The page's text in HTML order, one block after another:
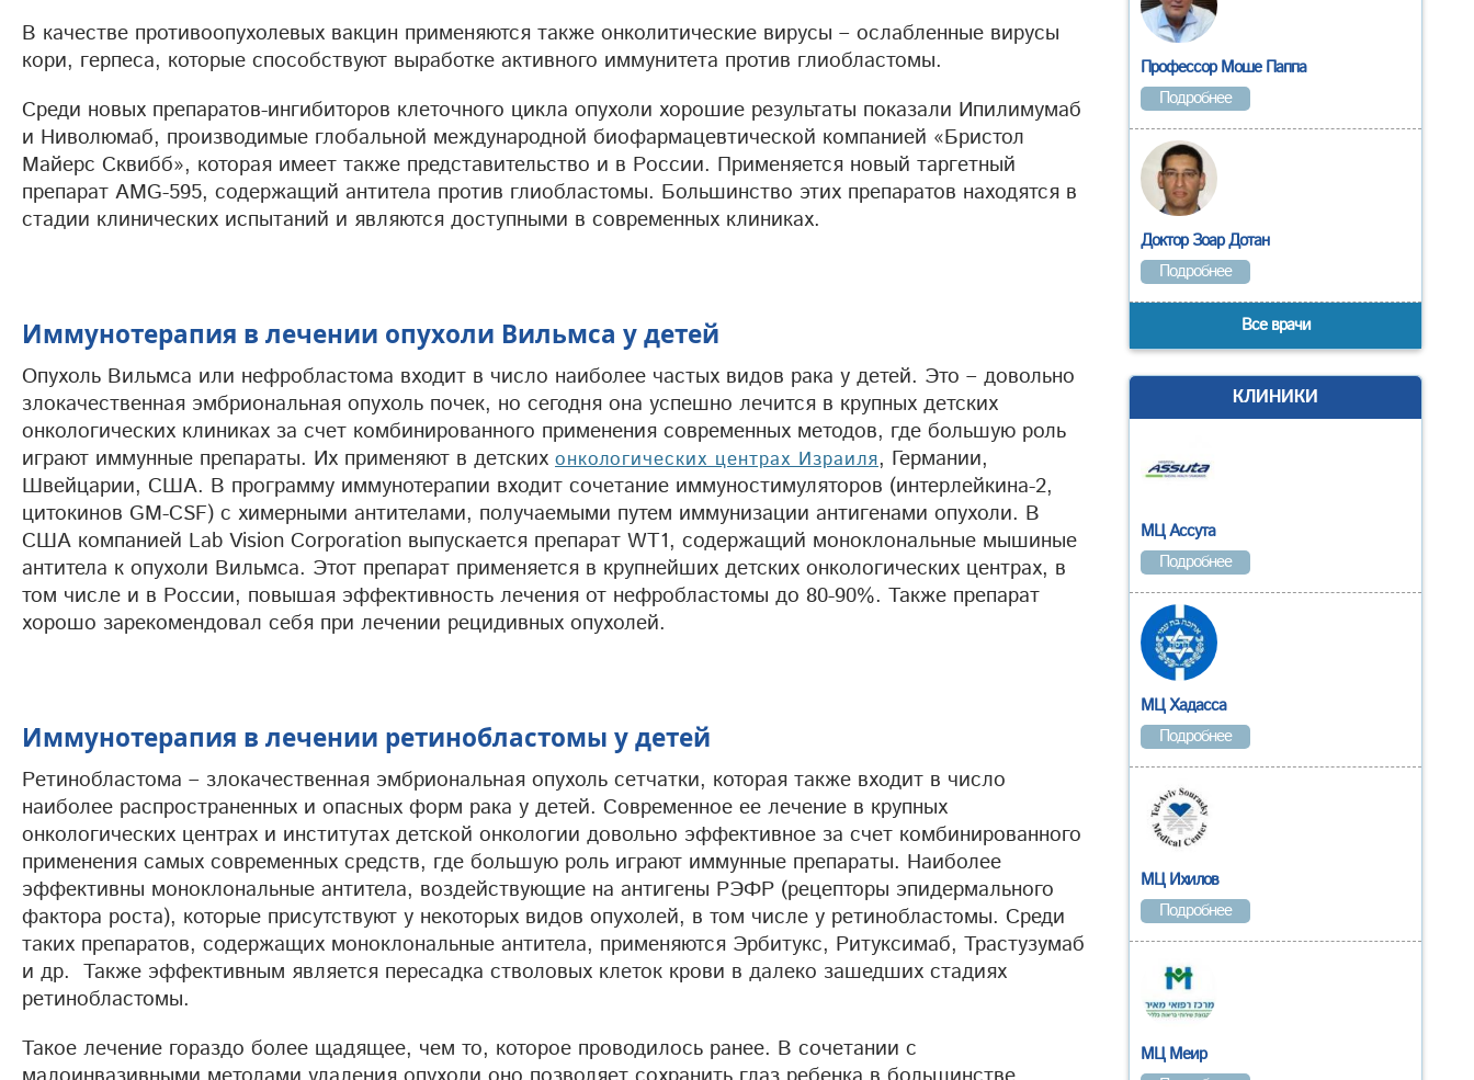
В качестве противоопухолевых вакцин применяются также онколитические вирусы – ослабленные вирусы
кори, герпеса, которые способствуют выработке активного иммунитета против глиобластомы.
Среди новых препаратов-ингибиторов клеточного цикла опухоли хорошие результаты показали Ипилимумаб
и Ниволюмаб, производимые глобальной международной биофармацевтической компанией «Бристол
Майерс Сквибб», которая имеет также представительство и в России. Применяется новый таргетный
препарат AMG-595, содержащий антитела против глиобластомы. Большинство этих препаратов находятся в
стадии клинических испытаний и являются доступными в современных клиниках.
Иммунотерапия в лечении опухоли Вильмса у детей
Опухоль Вильмса или нефробластома входит в число наиболее частых видов рака у детей. Это – довольно
злокачественная эмбриональная опухоль почек, но сегодня она успешно лечится в крупных детских
онкологических клиниках за счет комбинированного применения современных методов, где большую роль
играют иммунные препараты. Их применяют в детских онкологических центрах Израиля, Германии,
Швейцарии, США. В программу иммунотерапии входит сочетание иммуностимуляторов (интерлейкина-2,
цитокинов GM-CSF) с химерными антителами, получаемыми путем иммунизации антигенами опухоли. В
США компанией Lab Vision Corporation выпускается препарат WT1, содержащий моноклональные мышиные
антитела к опухоли Вильмса. Этот препарат применяется в крупнейших детских онкологических центрах, в
том числе и в России, повышая эффективность лечения от нефробластомы до 80-90%. Также препарат
хорошо зарекомендовал себя при лечении рецидивных опухолей.
Иммунотерапия в лечении ретинобластомы у детей
Ретинобластома – злокачественная эмбриональная опухоль сетчатки, которая также входит в число
наиболее распространенных и опасных форм рака у детей. Современное ее лечение в крупных
онкологических центрах и институтах детской онкологии довольно эффективное за счет комбинированного
применения самых современных средств, где большую роль играют иммунные препараты. Наиболее
эффективны моноклональные антитела, воздействующие на антигены РЭФР (рецепторы эпидермального
фактора роста), которые присутствуют у некоторых видов опухолей, в том числе у ретинобластомы. Среди
таких препаратов, содержащих моноклональные антитела, применяются Эрбитукс, Ритуксимаб, Трастузумаб
и др. Также эффективным является пересадка стволовых клеток крови в далеко зашедших стадиях
ретинобластомы.
Такое лечение гораздо более щадящее, чем то, которое проводилось ранее. В сочетании с
Профессор Моше Паппа
Подробнее
Доктор Зоар Дотан
Подробнее
Все врачи
КЛИНИКИ
МЦ Ассута
Подробнее
МЦ Хадасса
Подробнее
МЦ Ихилов
Подробнее
МЦ Меир